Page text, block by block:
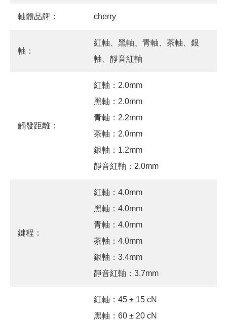
軸體品牌： cherry
軸：
紅軸、黑軸、青軸、茶軸、銀
軸、靜音紅軸
觸發距離：
紅軸：2.0mm
黑軸：2.0mm
青軸：2.2mm
茶軸：2.0mm
銀軸：1.2mm
靜音紅軸：2.0mm
鍵程：
紅軸：4.0mm
黑軸：4.0mm
青軸：4.0mm
茶軸：4.0mm
銀軸：3.4mm
靜音紅軸：3.7mm
紅軸：45 ± 15 cN
黑軸：60 ± 20 cN